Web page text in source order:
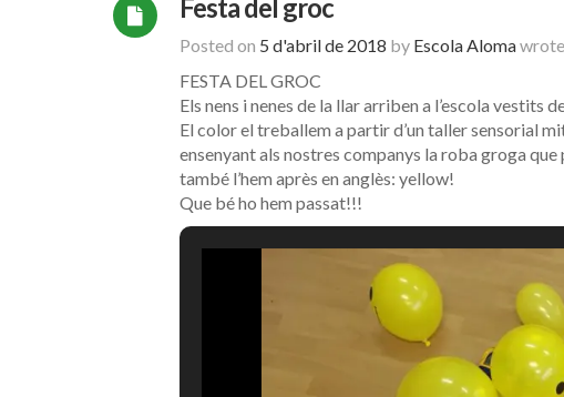
Festa del groc
Posted on 5 d'abril de 2018 by Escola Aloma
FESTA DEL GROC
Els nens i nenes de la llar arriben a l’escola vestits
El color el treballem a partir d’un taller sensorial
ensenyant als nostres companys la roba groga
també l’hem après en anglès: yellow!
Que bé ho hem passat!!!